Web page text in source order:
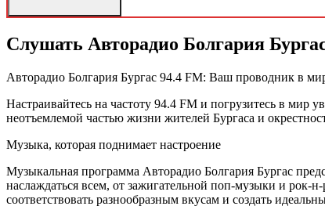
Слушать Авторадио Болгария
Авторадио Болгария Бургас 94.4 FM: Ваш проводник в
Настраивайтесь на частоту 94.4 FM и погрузитесь в мир
неотъемлемой частью жизни жителей Бургаса и
Музыка, которая поднимает настроение
Музыкальная программа Авторадио Болгария Бургас
наслаждаться всем, от зажигательной поп-музыки и рок-
соответствовать разнообразным вкусам и создать